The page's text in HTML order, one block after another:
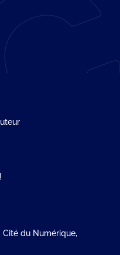
du Numérique,